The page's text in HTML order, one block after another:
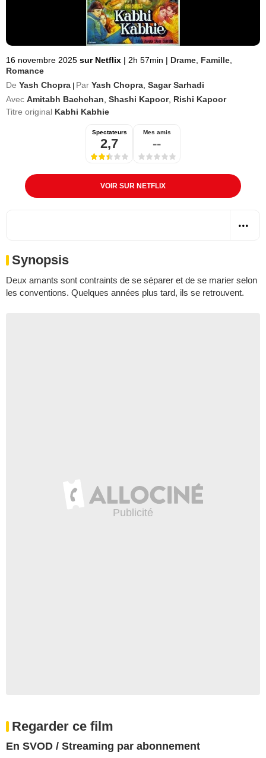
16 novembre 2025 sur Netflix | 2h 57min | Drame Famille
Romance
De Yash Chopra Par Yash Chopra Sagar Sarhadi
Avec Amitabh Bachchan Shashi Kapoor, Rishi Kapoor
Titre original Kabhi Kabhie
Spectateurs
2,7
Mes amis
--
VOIR SUR NETFLIX
Synopsis
Deux amants sont contraints de se séparer et de se marier selon
les conventions. Quelques années plus tard, ils se retrouvent.
Regarder ce film
En SVOD / Streaming par abonnement